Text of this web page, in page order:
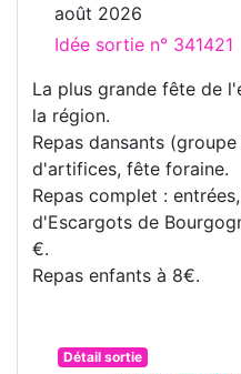
août 2026
Idée sortie n° 341421
La plus grande fête de
la région.
Repas dansants (groupe
d'artifices, fête foraine.
Repas complet :
d'Escargots de
€.
Repas enfants à 8€.
Détail sortie